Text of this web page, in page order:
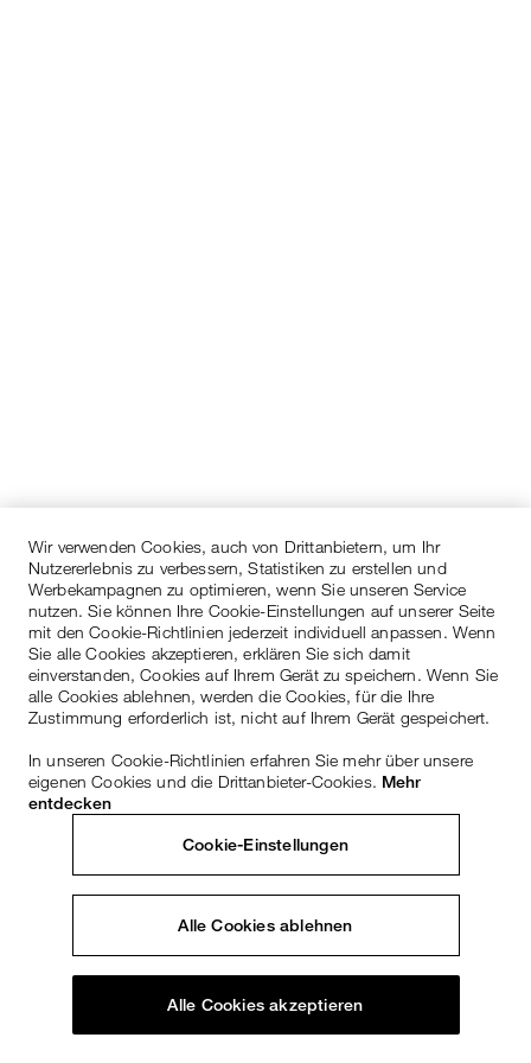
Wir verwenden Cookies, auch von Drittanbietern, um Ihr
Nutzererlebnis zu verbessern, Statistiken zu erstellen und
Werbekampagnen zu optimieren, wenn Sie unseren Service
nutzen. Sie können Ihre Cookie-Einstellungen auf unserer Seite
mit den Cookie-Richtlinien jederzeit individuell anpassen. Wenn
Sie alle Cookies akzeptieren, erklären Sie sich damit
einverstanden, Cookies auf Ihrem Gerät zu speichern. Wenn Sie
alle Cookies ablehnen, werden die Cookies, für die Ihre
Zustimmung erforderlich ist, nicht auf Ihrem Gerät gespeichert.
In unseren Cookie-Richtlinien erfahren Sie mehr über unsere
eigenen Cookies und die Drittanbieter-Cookies. Mehr
entdecken
Cookie-Einstellungen
Alle Cookies ablehnen
Alle Cookies akzeptieren